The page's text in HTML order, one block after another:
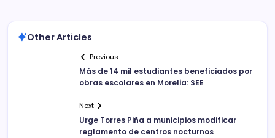
Other Articles
Previous
Más de 14 mil estudiantes beneficiados por
obras escolares en Morelia: SEE
Next
Urge Torres Piña a municipios modificar
reglamento de centros nocturnos